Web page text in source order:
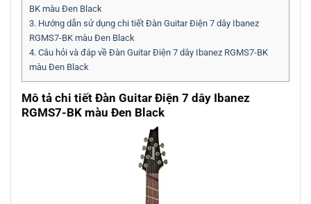
BK màu Đen Black
3. Hướng dẫn sử dụng chi tiết Đàn Guitar Điện 7 dây Ibanez
RGMS7-BK màu Đen Black
4. Câu hỏi và đáp về Đàn Guitar Điện 7 dây Ibanez RGMS7-BK
màu Đen Black
Mô tả chi tiết Đàn Guitar Điện 7 dây Ibanez
RGMS7-BK màu Đen Black